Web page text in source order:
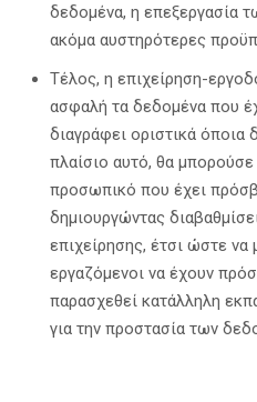
δεδομένα, η επεξεργασία
ακόμα αυστηρότερες
Τέλος, η επιχείρηση-
ασφαλή τα δεδομένα που
διαγράφει οριστικά όποια
πλαίσιο αυτό, θα μπορούσε
προσωπικό που έχει
δημιουργώντας
επιχείρησης, έτσι ώστε να
εργαζόμενοι να έχουν
παρασχεθεί κατάλληλη
για την προστασία των